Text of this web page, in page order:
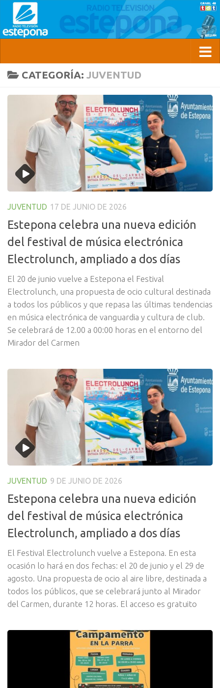
CATEGORÍA: JUVENTUD
JUVENTUD 17 DE JUNIO DE 2026
Estepona celebra una nueva edición
del festival de música electrónica
Electrolunch, ampliado a dos días
El 20 de junio vuelve a Estepona el Festival
Electrolunch, una propuesta de ocio cultural destinada
a todos los públicos y que repasa las últimas tendencias
en música electrónica de vanguardia y cultura de club.
Se celebrará de 12.00 a 00:00 horas en el entorno del
Mirador del Carmen
JUVENTUD 9 DE JUNIO DE 2026
Estepona celebra una nueva edición
del festival de música electrónica
Electrolunch, ampliado a dos días
El Festival Electrolunch vuelve a Estepona. En esta
ocasión lo hará en dos fechas: el 20 de junio y el 29 de
agosto. Una propuesta de ocio al aire libre, destinada a
todos los públicos, que se celebrará junto al Mirador
del Carmen, durante 12 horas. El acceso es gratuito